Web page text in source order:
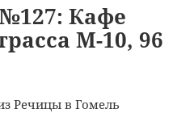
Кафе
M-10, 96
Речицы в Гомель